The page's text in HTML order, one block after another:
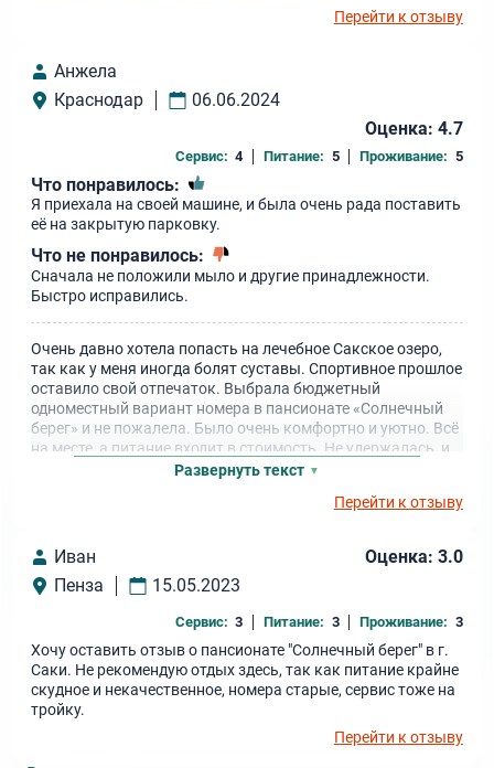
Перейти к отзыву
Анжела
Краснодар
06.06.2024
Оценка: 4.7
Сервис: 4 Питание: 5 Проживание: 5
Что понравилось:
Я приехала на своей машине, и была очень рада поставить
её на закрытую парковку.
Что не понравилось:
Сначала не положили мыло и другие принадлежности.
Быстро исправились.
Очень давно хотела попасть на лечебное Сакское озеро,
так как у меня иногда болят суставы. Спортивное прошлое
оставило свой отпечаток. Выбрала бюджетный
одноместный вариант номера в пансионате «Солнечный
берег» и не пожалела. Было очень комфортно и уютно. Всё
на месте, а питание входит в стоимость. Не удержалась, и
несколько раз сыграла в пляжный волейбол с другими
Развернуть текст
Перейти к отзыву
Иван
Пенза
15.05.2023
Оценка: 3.0
Сервис: 3 Питание: 3 Проживание: 3
Хочу оставить отзыв о пансионате "Солнечный берег" в г.
Саки. Не рекомендую отдых здесь, так как питание крайне
скудное и некачественное, номера старые, сервис тоже на
тройку.
Перейти к отзыву